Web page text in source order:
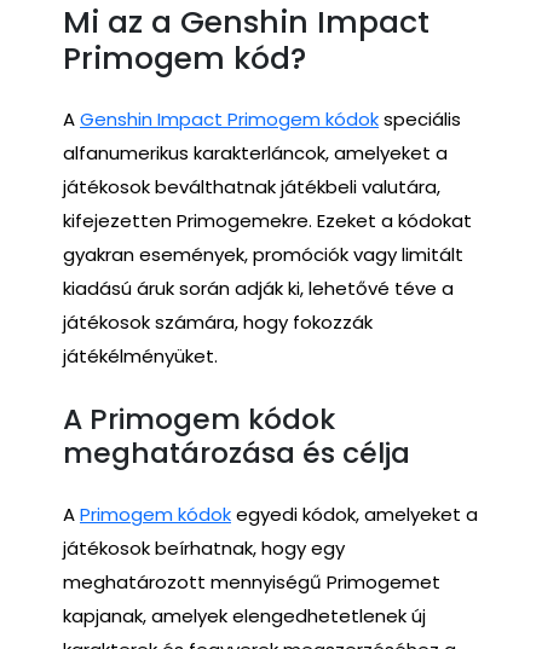
Mi az a Genshin Impact
Primogem kód?
AGenshin Impact Primogem kódokspeciális
alfanumerikus karakterláncok, amelyeket a
játékosok beválthatnak játékbeli valutára,
kifejezetten Primogemekre. Ezeket a kódokat
gyakran események, promóciók vagy limitált
kiadású áruk során adják ki, lehetővé téve a
játékosok számára, hogy fokozzák
játékélményüket.
A Primogem kódok
meghatározása és célja
APrimogem kódokegyedi kódok, amelyeket a
játékosok beírhatnak, hogy egy
meghatározott mennyiségű Primogemet
kapjanak, amelyek elengedhetetlenek új